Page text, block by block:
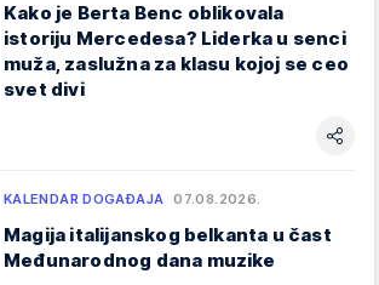
Kako je Berta Benc oblikovala
istoriju Mercedesa? Liderka u senci
muža, zaslužna za klasu kojoj se ceo
svet divi
KALENDAR DOGAĐAJA 07.08.2026.
Magija italijanskog belkanta u čast
Međunarodnog dana muzike